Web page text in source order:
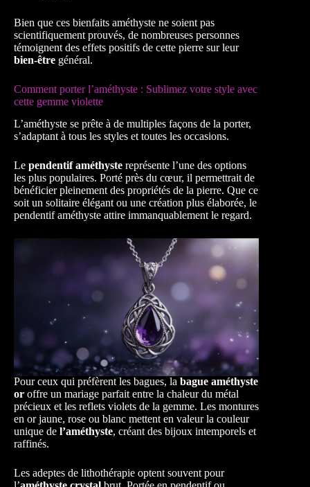
Bien que ces bienfaits améthyste ne soient pas
scientifiquement prouvés, de nombreuses personnes
témoignent des effets positifs de cette pierre sur leur
bien-être général.
Comment porter l’améthyste : Sublimez votre style avec
cette gemme violette
L’améthyste se prête à de multiples façons de la porter,
s’adaptant à tous les styles et toutes les occasions.
Le pendentif améthyste représente l’une des options
les plus populaires. Porté près du cœur, il permettrait de
bénéficier pleinement des propriétés de la pierre. Que ce
soit un solitaire élégant ou une création plus élaborée, le
pendentif améthyste attire immanquablement le regard.
Pour ceux qui préfèrent les bagues, la bague améthyste
or offre un mariage parfait entre la chaleur du métal
précieux et les reflets violets de la gemme. Les montures
en or jaune, rose ou blanc mettent en valeur la couleur
unique de l’améthyste, créant des bijoux intemporels et
raffinés.
Les adeptes de lithothérapie optent souvent pour